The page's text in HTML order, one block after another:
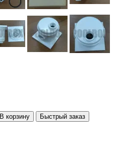
В корзину Быстрый заказ